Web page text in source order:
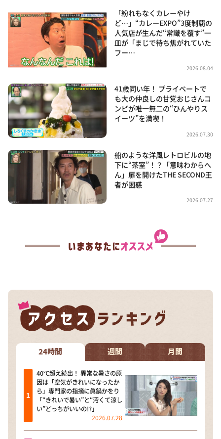
「紛れもなくカレーやけ
ど…」“カレーEXPO”3度制覇の
人気店が生んだ“常識を覆す”一
皿が「まじで待ち焦がれていた
フー…
2026.08.04
41歳同い年！ プライベートで
も大の仲良しの甘党おじさんコ
ンビが唯一無二の“ひんやりス
イーツ”を満喫！
2026.07.30
船のような洋風レトロビルの地
下に“茶室”！？「意味わからへ
ん」扉を開けたTHE SECOND王
者が困惑
2026.07.27
24時間 週間 月間
40℃超え続出！ 異常な暑さの原
因は「空気がきれいになったか
ら」専門家の指摘に眞鍋かをり
「“きれいで暑い”と“汚くて涼し
い”どっちがいいの!?」
2026.07.28